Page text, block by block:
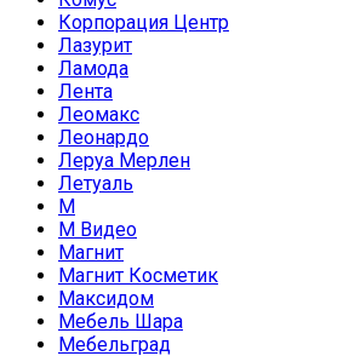
Корпорация Центр
Лазурит
Ламода
Лента
Леомакс
Леонардо
Леруа Мерлен
Летуаль
М
М Видео
Магнит
Магнит Косметик
Максидом
Мебель Шара
Мебельград